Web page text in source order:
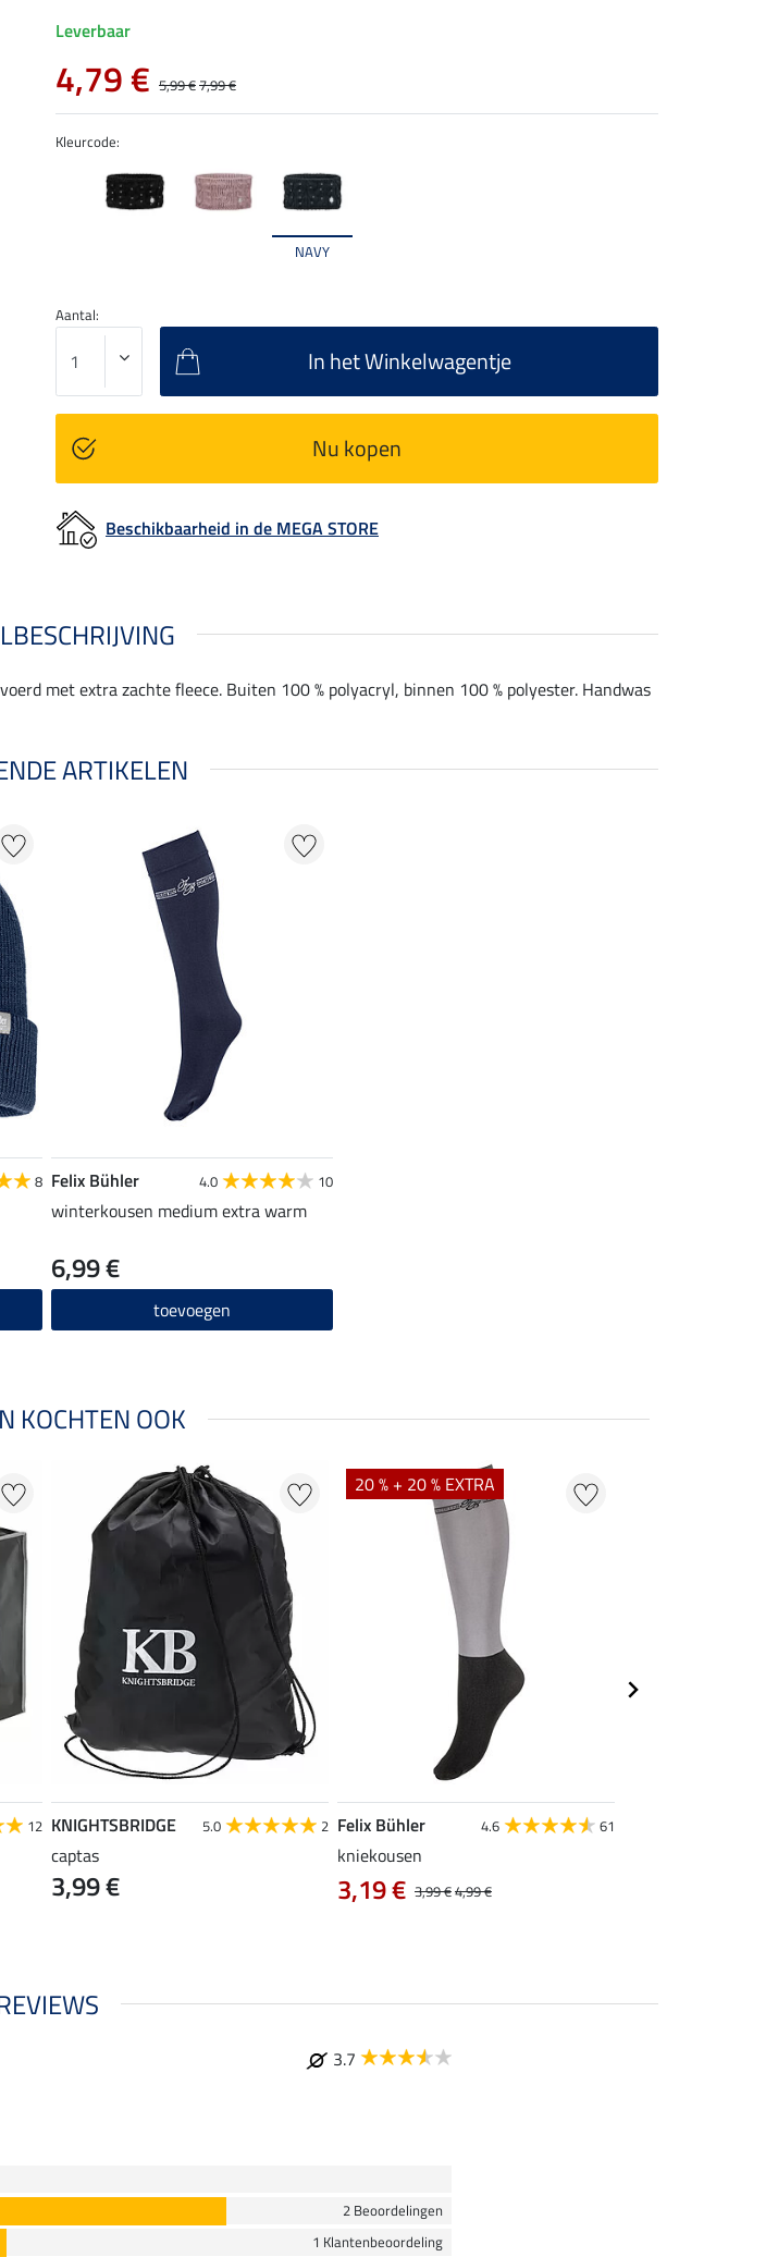
Kleurcode:
NAVY
Leverbaar
4,79 € 5,99 €7,99 €
Aantal:
In het Winkelwagentje
Nu kopen
Beschikbaarheid in de MEGA STORE
met extra zachte fleece. Buiten 100 % polyacryl, binnen 100 % polyester. Handwas
ARTIKELEN
8 Felix Bühler 4.0 10
winterkousen medium extra warm
6,99 €
toevoegen
KOCHTEN OOK
12 KNIGHTSBRIDGE 5.0 2
captas
3,99 €
20 % + 20 % EXTRA
Felix Bühler 4.6 61
kniekousen
3,99 €4,99 €
3,19 €
3.7
2 Beoordelingen
1 Klantenbeoordeling